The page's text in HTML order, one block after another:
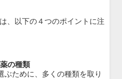
、以下の４つのポイントに注
の種類
ぶために、多くの種類を取り